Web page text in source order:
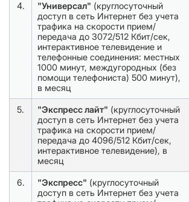
4. "Универсал" (круглосуточный
доступ в сеть Интернет без учета
трафика на скорости прием/
передача до 3072/512 Кбит/сек,
интерактивное телевидение и
телефонные соединения: местных
1000 минут, междугородных (без
помощи телефониста) 500 минут),
в месяц
5. "Экспресс лайт" (круглосуточный
доступ в сеть Интернет без учета
трафика на скорости прием/
передача до 4096/512 Кбит/сек,
интерактивное телевидение), в
месяц
6. "Экспресс" (круглосуточный
доступ в сеть Интернет без учета